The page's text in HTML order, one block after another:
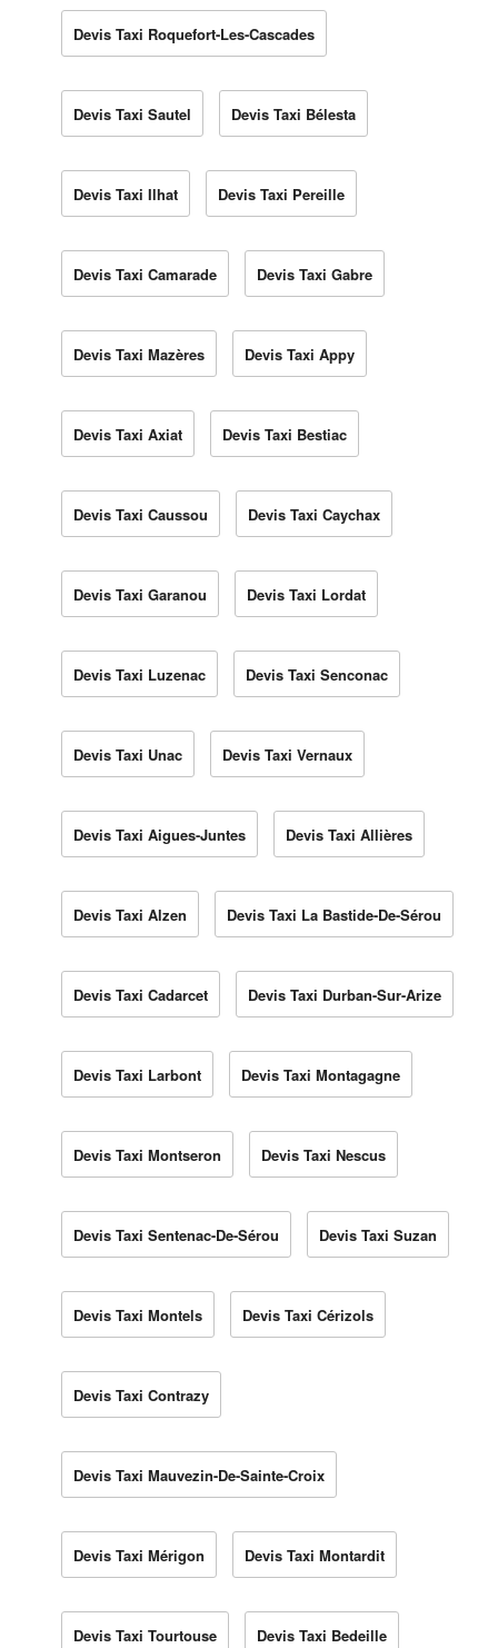
Devis Taxi Roquefort-Les-Cascades
Devis Taxi Sautel Devis Taxi Bélesta
Devis Taxi Ilhat Devis Taxi Pereille
Devis Taxi Camarade Devis Taxi Gabre
Devis Taxi Mazères Devis Taxi Appy
Devis Taxi Axiat Devis Taxi Bestiac
Devis Taxi Caussou Devis Taxi Caychax
Devis Taxi Garanou Devis Taxi Lordat
Devis Taxi Luzenac Devis Taxi Senconac
Devis Taxi Unac Devis Taxi Vernaux
Devis Taxi Aigues-Juntes Devis Taxi Allières
Devis Taxi Alzen Devis Taxi La Bastide-De-Sérou
Devis Taxi Cadarcet Devis Taxi Durban-Sur-Arize
Devis Taxi Larbont Devis Taxi Montagagne
Devis Taxi Montseron Devis Taxi Nescus
Devis Taxi Sentenac-De-Sérou Devis Taxi Suzan
Devis Taxi Montels Devis Taxi Cérizols
Devis Taxi Contrazy
Devis Taxi Mauvezin-De-Sainte-Croix
Devis Taxi Mérigon Devis Taxi Montardit
Devis Taxi Tourtouse Devis Taxi Bedeille